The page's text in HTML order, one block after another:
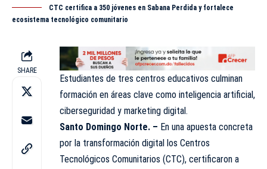
CTC certifica a 350 jóvenes en Sabana Perdida y fortalece
ecosistema tecnológico comunitario
SHARE
Estudiantes de tres centros educativos culminan
formación en áreas clave como inteligencia artificial,
ciberseguridad y marketing digital.
Santo Domingo Norte. – En una apuesta concreta
por la transformación digital los Centros
Tecnológicos Comunitarios (CTC), certificaron a